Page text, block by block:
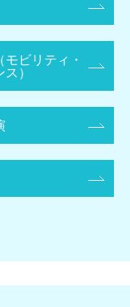
ビリティ・
）